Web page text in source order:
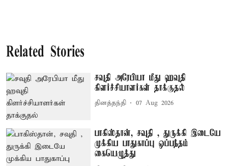
Related Stories
சவுதி அரேபியா மீது ஹவுதி
கிளர்ச்சியாளர்கள் தாக்குதல்
தினத்தந்தி 07 Aug 2026
பாகிஸ்தான், சவுதி , துருக்கி இடையே
முக்கிய பாதுகாப்பு ஒப்பந்தம்
கையெழுத்து